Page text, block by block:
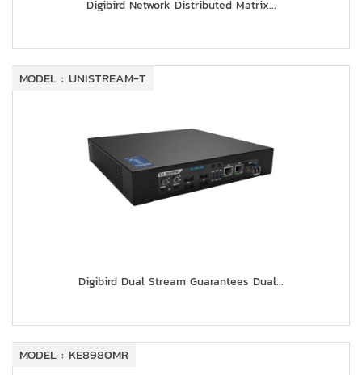
Digibird Network Distributed Matrix...
MODEL : UNISTREAM-T
Digibird Dual Stream Guarantees Dual...
MODEL : KE8980MR